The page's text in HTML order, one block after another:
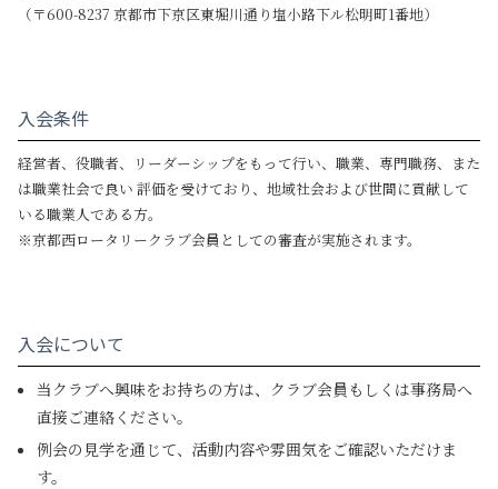
（〒600-8237 京都市下京区東堀川通り塩小路下ル松明町1番地）
入会条件
経営者、役職者、リーダーシップをもって行い、職業、専門職務、また
は職業社会で良い 評価を受けており、地域社会および世間に貢献して
いる職業人である方。
※京都西ロータリークラブ会員としての審査が実施されます。
入会について
当クラブへ興味をお持ちの方は、クラブ会員もしくは事務局へ
直接ご連絡ください。
例会の見学を通じて、活動内容や雰囲気をご確認いただけま
す。